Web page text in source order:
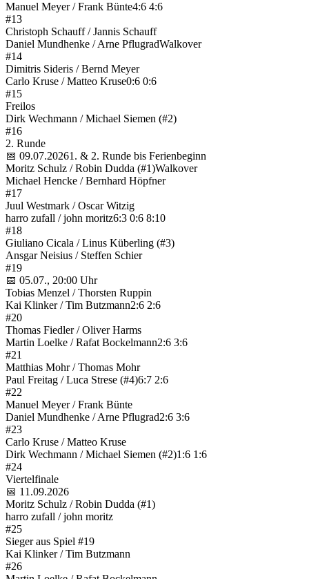
Manuel Meyer / Frank Bünte4:6 4:6
#13
Christoph Schauff / Jannis Schauff
Daniel Mundhenke / Arne PflugradWalkover
#14
Dimitris Sideris / Bernd Meyer
Carlo Kruse / Matteo Kruse0:6 0:6
#15
Freilos
Dirk Wechmann / Michael Siemen (#2)
#16
2. Runde
📅 09.07.20261. & 2. Runde bis Ferienbeginn
Moritz Schulz / Robin Dudda (#1)Walkover
Michael Hencke / Bernhard Höpfner
#17
Juul Westmark / Oscar Witzig
harro zufall / john moritz6:3 0:6 8:10
#18
Giuliano Cicala / Linus Küberling (#3)
Ansgar Neisius / Steffen Schier
#19
📅 05.07., 20:00 Uhr
Tobias Menzel / Thorsten Ruppin
Kai Klinker / Tim Butzmann2:6 2:6
#20
Thomas Fiedler / Oliver Harms
Martin Loelke / Rafat Bockelmann2:6 3:6
#21
Matthias Mohr / Thomas Mohr
Paul Freitag / Luca Strese (#4)6:7 2:6
#22
Manuel Meyer / Frank Bünte
Daniel Mundhenke / Arne Pflugrad2:6 3:6
#23
Carlo Kruse / Matteo Kruse
Dirk Wechmann / Michael Siemen (#2)1:6 1:6
#24
Viertelfinale
📅 11.09.2026
Moritz Schulz / Robin Dudda (#1)
harro zufall / john moritz
#25
Sieger aus Spiel #19
Kai Klinker / Tim Butzmann
#26